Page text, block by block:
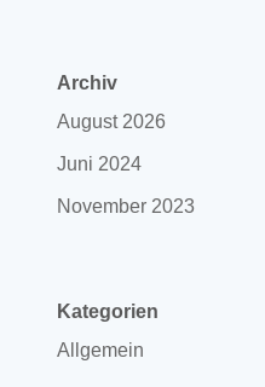
Archiv
August 2026
Juni 2024
November 2023
Kategorien
Allgemein